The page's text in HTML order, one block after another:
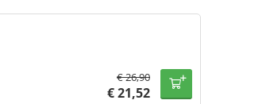
€26,90
€21,52